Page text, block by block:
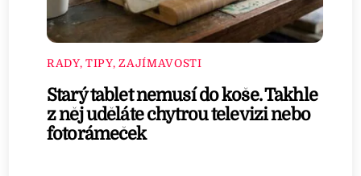
RADY, TIPY, ZAJÍMAVOSTI
Starý tablet nemusí do koše. Takhle
z něj uděláte chytrou televizi nebo
fotorámeček